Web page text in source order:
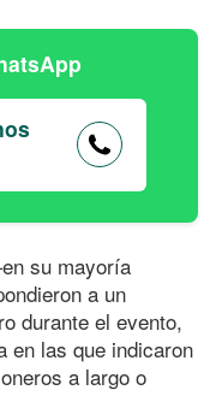
su mayoría
a un
durante el evento,
en las que indicaron
a largo o